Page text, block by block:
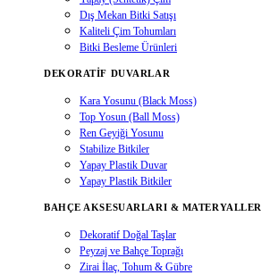
Dış Mekan Bitki Satışı
Kaliteli Çim Tohumları
Bitki Besleme Ürünleri
DEKORATIF DUVARLAR
Kara Yosunu (Black Moss)
Top Yosun (Ball Moss)
Ren Geyiği Yosunu
Stabilize Bitkiler
Yapay Plastik Duvar
Yapay Plastik Bitkiler
BAHÇE AKSESUARLARI & MATERYALLER
Dekoratif Doğal Taşlar
Peyzaj ve Bahçe Toprağı
Zirai İlaç, Tohum & Gübre